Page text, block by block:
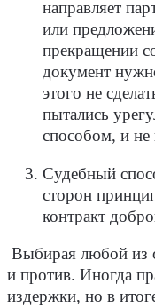
направляет
или
прекращении
документ
этого не
пытались
способом, и не
Судебный
сторон
контракт
Выбирая любой из
и против. Иногда
издержки, но в